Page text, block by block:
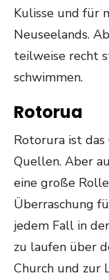
Kulisse und für
Neuseelands.
teilweise recht
schwimmen.
Rotorua
Rotorura ist
Quellen. Aber
eine große
Überraschung
jedem Fall in
zu laufen über
Church und zur